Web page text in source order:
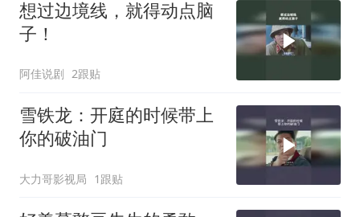
想过边境线，就得动点脑
子！
阿佳说剧 2跟贴
雪铁龙：开庭的时候带上
你的破油门
大力哥影视局 1跟贴